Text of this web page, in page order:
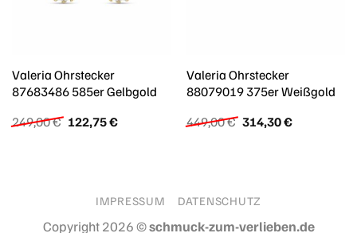
Valeria Ohrstecker
87683486 585er Gelbgold
249,00€ Ursprünglicher
Preis
122,75€Aktueller
Valeria Ohrstecker
88079019 375er Weißgold
449,00€ Ursprünglicher
Preis
314,30€Aktueller
IMPRESSUM DATENSCHUTZ
Copyright 2026 ©schmuck-zum-verlieben.de